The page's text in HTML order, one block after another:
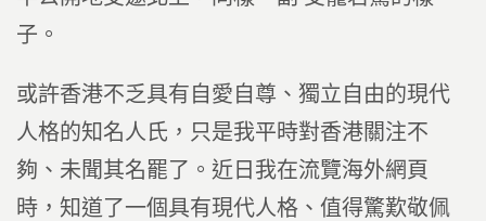
子。
或許香港不乏具有自愛自尊、獨立自由的現代
人格的知名人氏，只是我平時對香港關注不
夠、未聞其名罷了。近日我在流覽海外網頁
時，知道了一個具有現代人格、值得驚歎敬佩